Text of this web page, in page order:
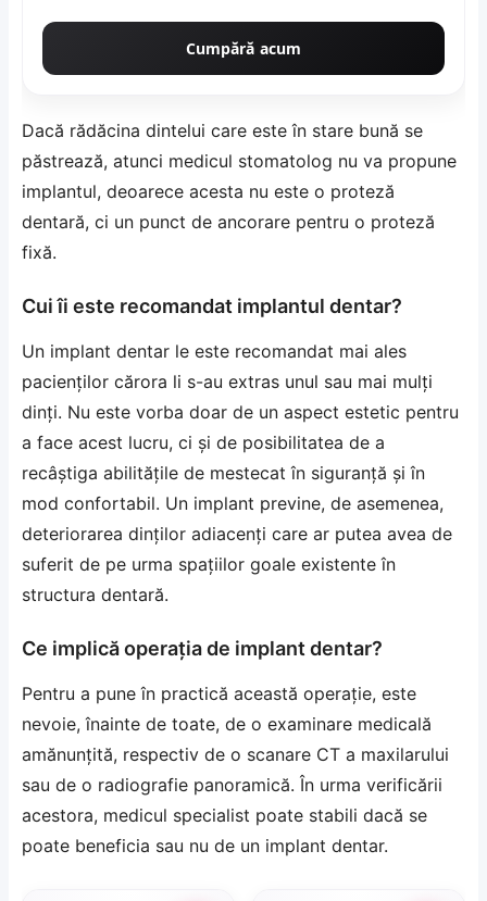
Cumpără acum
Dacă rădăcina dintelui care este în stare bună se
păstrează, atunci medicul stomatolog nu va propune
implantul, deoarece acesta nu este o proteză
dentară, ci un punct de ancorare pentru o proteză
fixă.
Cui îi este recomandat implantul dentar?
Un implant dentar le este recomandat mai ales
pacienților cărora li s-au extras unul sau mai mulți
dinți. Nu este vorba doar de un aspect estetic pentru
a face acest lucru, ci și de posibilitatea de a
recâștiga abilitățile de mestecat în siguranță și în
mod confortabil. Un implant previne, de asemenea,
deteriorarea dinților adiacenți care ar putea avea de
suferit de pe urma spațiilor goale existente în
structura dentară.
Ce implică operația de implant dentar?
Pentru a pune în practică această operație, este
nevoie, înainte de toate, de o examinare medicală
amănunțită, respectiv de o scanare CT a maxilarului
sau de o radiografie panoramică. În urma verificării
acestora, medicul specialist poate stabili dacă se
poate beneficia sau nu de un implant dentar.